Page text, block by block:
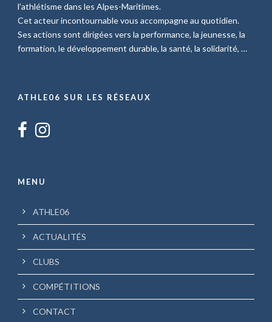
l’athlétisme dans les Alpes-Maritimes.
Cet acteur incontournable vous accompagne au quotidien.
Ses actions sont dirigées vers la performance, la jeunesse, la
formation, le développement durable, la santé, la solidarité, …
ATHLE06 SUR LES RÉSEAUX
MENU
ATHLE06
ACTUALITÉS
CLUBS
COMPÉTITIONS
CONTACT